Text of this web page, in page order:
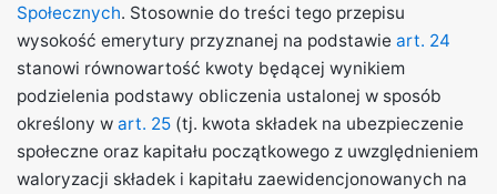
Społecznych. Stosownie do treści tego przepisu
wysokość emerytury przyznanej na podstawie art. 24
stanowi równowartość kwoty będącej wynikiem
podzielenia podstawy obliczenia ustalonej w sposób
określony w art. 25 (tj. kwota składek na ubezpieczenie
społeczne oraz kapitału początkowego z uwzględnieniem
waloryzacji składek i kapitału zaewidencjonowanych na